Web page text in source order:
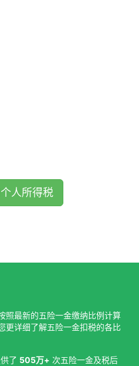
人所得税
照最新的五险一金缴纳比例计算
更详细了解五险一金扣税的各比
了 505万+ 次五险一金及税后